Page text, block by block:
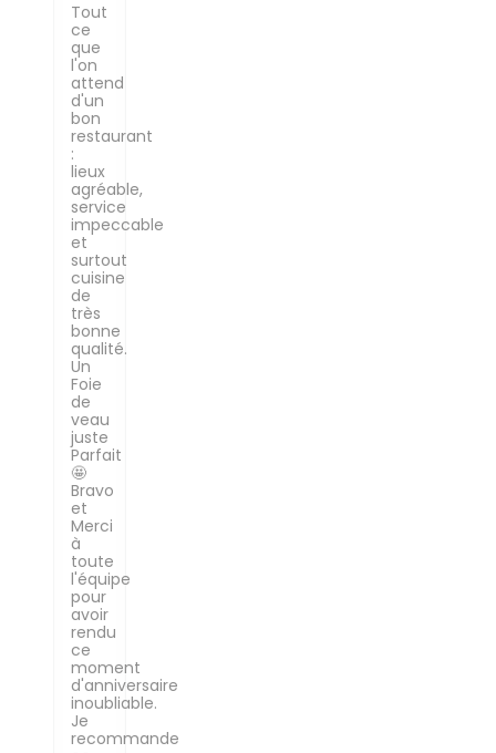
Tout
ce
que
l'on
attend
d'un
bon
restaurant
:
lieux
agréable,
service
impeccable
et
surtout
cuisine
de
très
bonne
qualité.
Un
Foie
de
veau
juste
Parfait
🤩
Bravo
et
Merci
à
toute
l'équipe
pour
avoir
rendu
ce
moment
d'anniversaire
inoubliable.
Je
recommande